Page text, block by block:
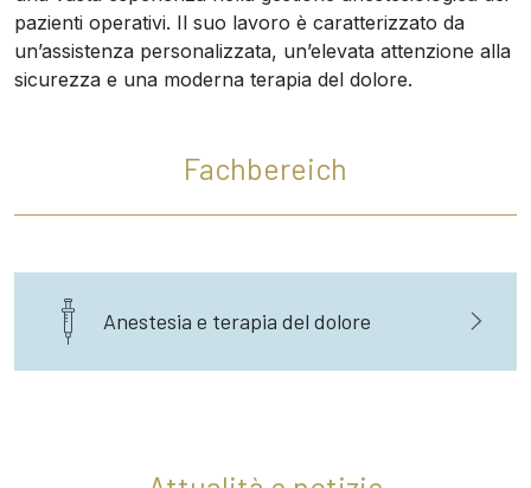
pazienti operativi. Il suo lavoro è caratterizzato da
un’assistenza personalizzata, un’elevata attenzione alla
sicurezza e una moderna terapia del dolore.
Fachbereich
Anestesia e terapia del dolore